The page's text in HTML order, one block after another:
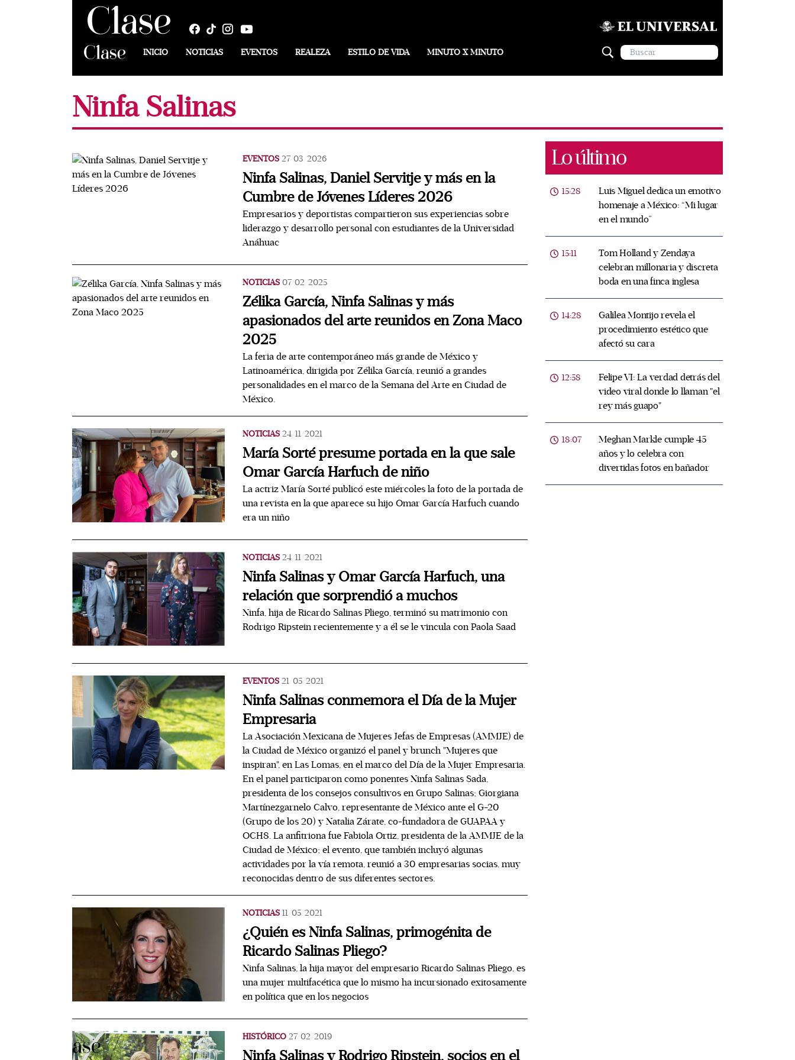
INICIO NOTICIAS EVENTOS REALEZA ESTILO DE VIDA MINUTO X MINUTO
Ninfa Salinas
EVENTOS 27/03/2026
Ninfa Salinas, Daniel Servitje y más en la
Cumbre de Jóvenes Líderes 2026
Empresarios y deportistas compartieron sus experiencias sobre
liderazgo y desarrollo personal con estudiantes de la Universidad
Anáhuac
NOTICIAS 07/02/2025
Zélika García, Ninfa Salinas y más
apasionados del arte reunidos en Zona Maco
2025
La feria de arte contemporáneo más grande de México y
Latinoamérica, dirigida por Zélika García, reunió a grandes
personalidades en el marco de la Semana del Arte en Ciudad de
México.
NOTICIAS 24/11/2021
María Sorté presume portada en la que sale
Omar García Harfuch de niño
La actriz María Sorté publicó este miércoles la foto de la portada de
una revista en la que aparece su hijo Omar García Harfuch cuando
era un niño
NOTICIAS 24/11/2021
Ninfa Salinas y Omar García Harfuch, una
relación que sorprendió a muchos
Ninfa, hija de Ricardo Salinas Pliego, terminó su matrimonio con
Rodrigo Ripstein recientemente y a él se le vincula con Paola Saad
EVENTOS 21/05/2021
Ninfa Salinas conmemora el Día de la Mujer
Empresaria
La Asociación Mexicana de Mujeres Jefas de Empresas (AMMJE) de
la Ciudad de México organizó el panel y brunch "Mujeres que
inspiran", en Las Lomas, en el marco del Día de la Mujer Empresaria.
En el panel participaron como ponentes Ninfa Salinas Sada,
presidenta de los consejos consultivos en Grupo Salinas; Giorgiana
Martínezgarnelo Calvo, representante de México ante el G-20
(Grupo de los 20) y Natalia Zárate, co-fundadora de GUAPAA y
OCH8. La anfitriona fue Fabiola Ortiz, presidenta de la AMMJE de la
Ciudad de México; el evento, que también incluyó algunas
actividades por la vía remota, reunió a 30 empresarias socias, muy
reconocidas dentro de sus diferentes sectores.
NOTICIAS 11/05/2021
¿Quién es Ninfa Salinas, primogénita de
Ricardo Salinas Pliego?
Ninfa Salinas, la hija mayor del empresario Ricardo Salinas Pliego, es
una mujer multifacética que lo mismo ha incursionado exitosamente
en política que en los negocios
HISTÓRICO 27/02/2019
Ninfa Salinas y Rodrigo Ripstein, socios en el
Lo último
15:28
Luis Miguel dedica un emotivo
homenaje a México: “Mi lugar
en el mundo”
15:11
Tom Holland y Zendaya
celebran millonaria y discreta
boda en una finca inglesa
14:28
Galilea Montijo revela el
procedimiento estético que
afectó su cara
12:58
Felipe VI: La verdad detrás del
video viral donde lo llaman "el
rey más guapo"
18:07
Meghan Markle cumple 45
años y lo celebra con
divertidas fotos en bañador